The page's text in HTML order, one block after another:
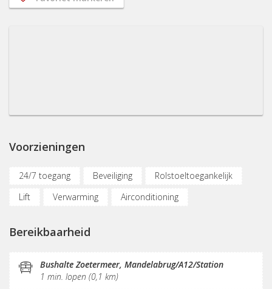
Voorzieningen
24/7 toegang Beveiliging
Rolstoeltoegankelijk
Lift
Verwarming
Airconditioning
(Flex)werkplekken
Internetmogelijkheden
Printservice
KVK-inschrijving
Sociaal hart
Bereikbaarheid
Bushalte Zoetermeer, Mandelabrug/A12/Station
1 min. lopen (0,1 km)